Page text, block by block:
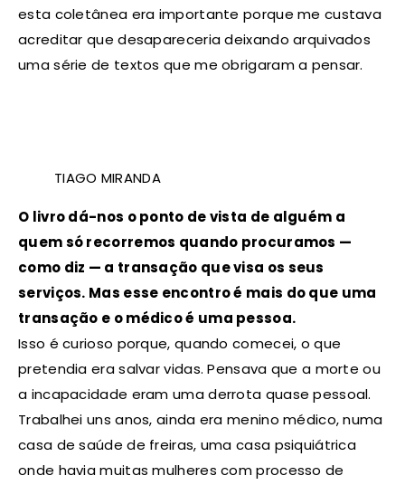
esta coletânea era importante porque me custava
acreditar que desapareceria deixando arquivados
uma série de textos que me obrigaram a pensar.
TIAGO MIRANDA
O livro dá-nos o ponto de vista de alguém a
quem só recorremos quando procuramos —
como diz — a transação que visa os seus
serviços. Mas esse encontro é mais do que uma
transação e o médico é uma pessoa.
Isso é curioso porque, quando comecei, o que
pretendia era salvar vidas. Pensava que a morte ou
a incapacidade eram uma derrota quase pessoal.
Trabalhei uns anos, ainda era menino médico, numa
casa de saúde de freiras, uma casa psiquiátrica
onde havia muitas mulheres com processo de